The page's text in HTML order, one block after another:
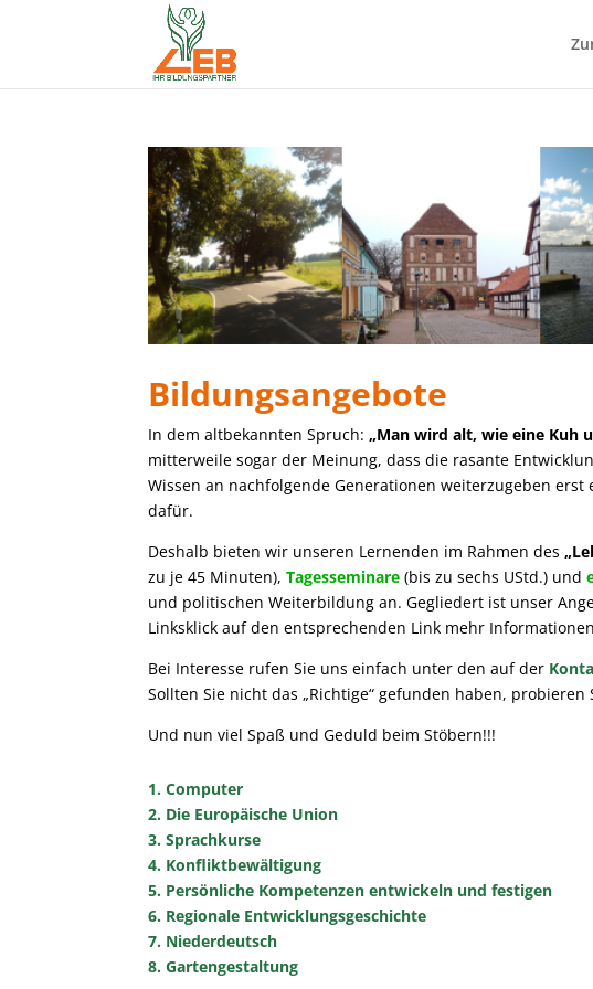
Bildungsangebote
In dem altbekannten Spruch: „Man wird alt, wie eine Kuh
mitterweile sogar der Meinung, dass die rasante
Wissen an nachfolgende Generationen weiterzugeben
dafür.
Deshalb bieten wir unseren Lernenden im Rahmen des
zu je 45 Minuten),Tagesseminare (bis zu sechs UStd.) und
und politischen Weiterbildung an. Gegliedert ist unser
Linksklick auf den entsprechenden Link mehr
Bei Interesse rufen Sie uns einfach unter den auf der
Sollten Sie nicht das „Richtige“ gefunden haben,
Und nun viel Spaß und Geduld beim Stöbern!!!
1. Computer
2. Die Europäische Union
3. Sprachkurse
4. Konfliktbewältigung
5. Persönliche Kompetenzen entwickeln und festigen
6. Regionale Entwicklungsgeschichte
7. Niederdeutsch
8. Gartengestaltung